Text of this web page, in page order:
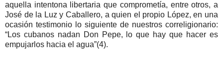
aquella intentona libertaria que comprometía, entre otros, a
José de la Luz y Caballero, a quien el propio López, en una
ocasión testimonio lo siguiente de nuestros correligionario:
“Los cubanos nadan Don Pepe, lo que hay que hacer es
empujarlos hacia el agua”(4).